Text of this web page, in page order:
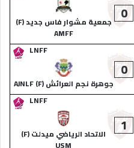
0
جمعية مشوار فاس جديد (F)
AMFF
LNFF
0
جوهرة نجم العرائش (F) AJNLF
LNFF
1
الاتحاد الرياضي ميدلت (F)